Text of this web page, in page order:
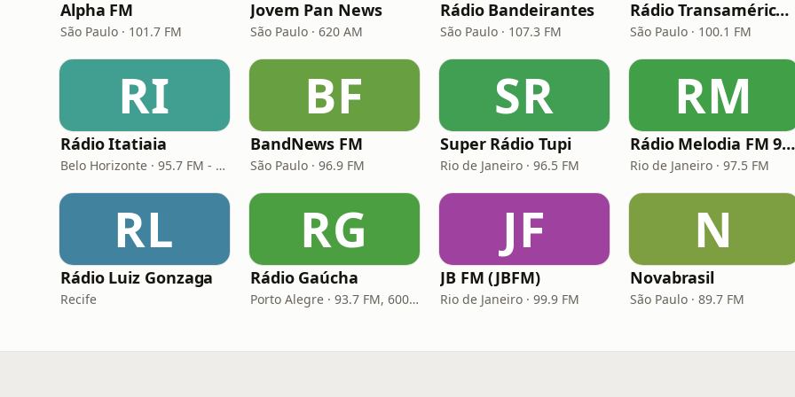
Alpha FM
São Paulo · 101.7 FM
Jovem Pan News
São Paulo · 620 AM
Rádio Bandeirantes
São Paulo · 107.3 FM
Rádio Transamérica (TMC)
São Paulo · 100.1 FM
RI
Rádio Itatiaia
Belo Horizonte · 95.7 FM - 610 AM
BF
BandNews FM
São Paulo · 96.9 FM
SR
Super Rádio Tupi
Rio de Janeiro · 96.5 FM
RM
Rádio Melodia FM 97,5
Rio de Janeiro · 97.5 FM
RL
Rádio Luiz Gonzaga
Recife
RG
Rádio Gaúcha
Porto Alegre · 93.7 FM, 600 AM
JF
JB FM (JBFM)
Rio de Janeiro · 99.9 FM
N
Novabrasil
São Paulo · 89.7 FM